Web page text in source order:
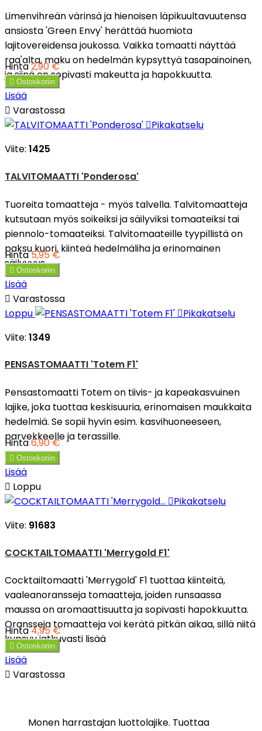
Limenvihreän värinsä ja hienoisen läpikuultavuutensa
ansiosta 'Green Envy' herättää huomiota
lajitovereidensa joukossa. Vaikka tomaatti näyttää
raa'alta, maku on hedelmän kypsyttyä tasapainoinen,
ja siinä on sopivasti makeutta ja hapokkuutta.
Hinta2,90 €
 Ostoskoriin
Lisää
 Varastossa
Pikakatselu
Viite: 1425
TALVITOMAATTI 'Ponderosa'
Tuoreita tomaatteja - myös talvella. Talvitomaatteja
kutsutaan myös soikeiksi ja säilyviksi tomaateiksi tai
piennolo-tomaateiksi. Talvitomaateille tyypillistä on
paksu kuori, kiinteä hedelmäliha ja erinomainen
säilyvyys.
Hinta5,95 €
 Ostoskoriin
Lisää
 Varastossa
Loppu
Pikakatselu
Viite: 1349
PENSASTOMAATTI 'Totem F1'
Pensastomaatti Totem on tiivis- ja kapeakasvuinen
lajike, joka tuottaa keskisuuria, erinomaisen maukkaita
hedelmiä. Se sopii hyvin esim. kasvihuoneeseen,
parvekkeelle ja terassille.
Hinta6,90 €
 Ostoskoriin
Lisää
 Loppu
Pikakatselu
Viite: 91683
COCKTAILTOMAATTI 'Merrygold F1'
Cocktailtomaatti 'Merrygold' F1 tuottaa kiinteitä,
vaaleanoransseja tomaatteja, joiden runsaassa
maussa on aromaattisuutta ja sopivasti hapokkuutta.
Oransseja tomaatteja voi kerätä pitkän aikaa, sillä niitä
kypsyy jatkuvasti lisää
Hinta4,95 €
 Ostoskoriin
Lisää
 Varastossa
Monen harrastajan luottolajike. Tuottaa